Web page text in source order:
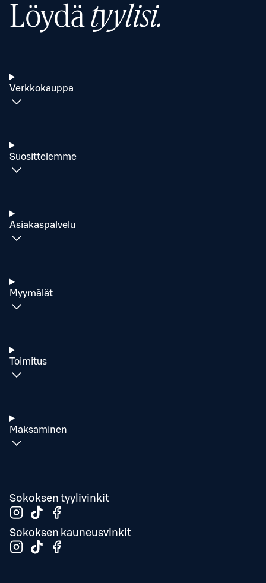
Löydätyylisi.
Verkkokauppa
Suosittelemme
Asiakaspalvelu
Myymälät
Toimitus
Maksaminen
Sokoksen tyylivinkit
Sokoksen kauneusvinkit